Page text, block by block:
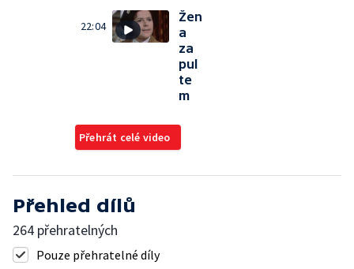
22:04
Žen
a
za
pul
te
m
Přehrát celé video
Přehled dílů
264 přehratelných
Pouze přehratelné díly